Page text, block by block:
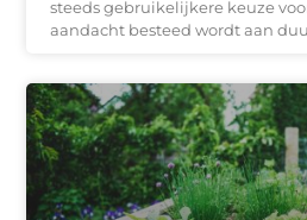
steeds gebruikelijkere keuze
aandacht besteed wordt aan